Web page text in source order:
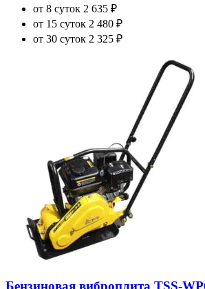
от 8 суток 2 635 ₽
от 15 суток 2 480 ₽
от 30 суток 2 325 ₽
Бензиновая виброплита TSS-